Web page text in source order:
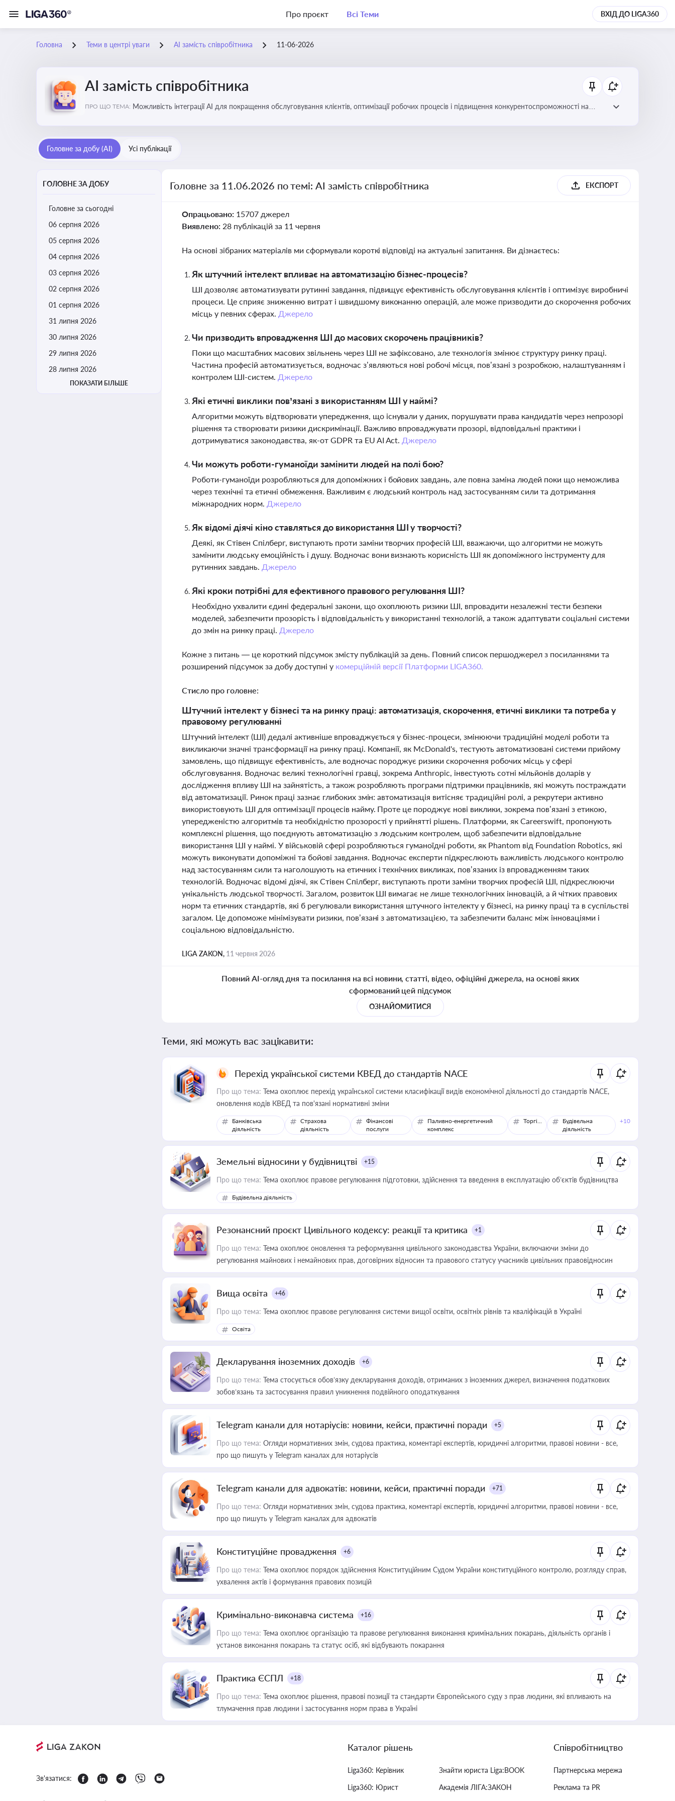
Про проєкт Всі Теми ВХІД ДО LIGA360
Головна Теми в центрі уваги АІ замість співробітника 11-06-2026
АІ замість співробітника
ПРО ЩО ТЕМА: Можливість інтеграції АІ для покращення обслуговування клієнтів, оптимізації робочих процесів і підвищення конкурентоспроможності на
Головне за добу (AI) Усі публікації
ГОЛОВНЕ ЗА ДОБУ
Головне за сьогодні
06 серпня 2026
05 серпня 2026
04 серпня 2026
03 серпня 2026
02 серпня 2026
01 серпня 2026
31 липня 2026
30 липня 2026
29 липня 2026
28 липня 2026
ПОКАЗАТИ БІЛЬШЕ
Головне за 11.06.2026 по темі: АІ замість співробітника ЕКСПОРТ
Опрацьовано: 15707 джерел
Виявлено: 28 публікацій за 11 червня
На основі зібраних матеріалів ми сформували короткі відповіді на актуальні запитання. Ви дізнаєтесь:
Як штучний інтелект впливає на автоматизацію бізнес-процесів?
ШІ дозволяє автоматизувати рутинні завдання, підвищує ефективність обслуговування клієнтів і оптимізує виробничі
процеси. Це сприяє зниженню витрат і швидшому виконанню операцій, але може призводити до скорочення робочих
місць у певних сферах. Джерело
Чи призводить впровадження ШІ до масових скорочень працівників?
Поки що масштабних масових звільнень через ШІ не зафіксовано, але технологія змінює структуру ринку праці.
Частина професій автоматизується, водночас з’являються нові робочі місця, пов’язані з розробкою, налаштуванням і
контролем ШІ-систем. Джерело
Які етичні виклики пов’язані з використанням ШІ у наймі?
Алгоритми можуть відтворювати упередження, що існували у даних, порушувати права кандидатів через непрозорі
рішення та створювати ризики дискримінації. Важливо впроваджувати прозорі, відповідальні практики і
дотримуватися законодавства, як-от GDPR та EU AI Act. Джерело
Чи можуть роботи-гуманоїди замінити людей на полі бою?
Роботи-гуманоїди розробляються для допоміжних і бойових завдань, але повна заміна людей поки що неможлива
через технічні та етичні обмеження. Важливим є людський контроль над застосуванням сили та дотримання
міжнародних норм. Джерело
Як відомі діячі кіно ставляться до використання ШІ у творчості?
Деякі, як Стівен Спілберг, виступають проти заміни творчих професій ШІ, вважаючи, що алгоритми не можуть
замінити людську емоційність і душу. Водночас вони визнають корисність ШІ як допоміжного інструменту для
рутинних завдань. Джерело
Які кроки потрібні для ефективного правового регулювання ШІ?
Необхідно ухвалити єдині федеральні закони, що охоплюють ризики ШІ, впровадити незалежні тести безпеки
моделей, забезпечити прозорість і відповідальність у використанні технологій, а також адаптувати соціальні системи
до змін на ринку праці. Джерело
Кожне з питань — це короткий підсумок змісту публікацій за день. Повний список першоджерел з посиланнями та
розширений підсумок за добу доступні у комерційній версії Платформи LIGA360.
Стисло про головне:
Штучний інтелект у бізнесі та на ринку праці: автоматизація, скорочення, етичні виклики та потреба у
правовому регулюванні
Штучний інтелект (ШІ) дедалі активніше впроваджується у бізнес-процеси, змінюючи традиційні моделі роботи та
викликаючи значні трансформації на ринку праці. Компанії, як McDonald's, тестують автоматизовані системи прийому
замовлень, що підвищує ефективність, але водночас породжує ризики скорочення робочих місць у сфері
обслуговування. Водночас великі технологічні гравці, зокрема Anthropic, інвестують сотні мільйонів доларів у
дослідження впливу ШІ на зайнятість, а також розробляють програми підтримки працівників, які можуть постраждати
від автоматизації. Ринок праці зазнає глибоких змін: автоматизація витісняє традиційні ролі, а рекрутери активно
використовують ШІ для оптимізації процесів найму. Проте це породжує нові виклики, зокрема пов’язані з етикою,
упередженістю алгоритмів та необхідністю прозорості у прийнятті рішень. Платформи, як Careerswift, пропонують
комплексні рішення, що поєднують автоматизацію з людським контролем, щоб забезпечити відповідальне
використання ШІ у наймі. У військовій сфері розробляються гуманоїдні роботи, як Phantom від Foundation Robotics, які
можуть виконувати допоміжні та бойові завдання. Водночас експерти підкреслюють важливість людського контролю
над застосуванням сили та наголошують на етичних і технічних викликах, пов’язаних із впровадженням таких
технологій. Водночас відомі діячі, як Стівен Спілберг, виступають проти заміни творчих професій ШІ, підкреслюючи
унікальність людської творчості. Загалом, розвиток ШІ вимагає не лише технологічних інновацій, а й чітких правових
норм та етичних стандартів, які б регулювали використання штучного інтелекту у бізнесі, на ринку праці та в суспільстві
загалом. Це допоможе мінімізувати ризики, пов’язані з автоматизацією, та забезпечити баланс між інноваціями і
соціальною відповідальністю.
LIGA ZAKON, 11 червня 2026
Повний AI-огляд дня та посилання на всі новини, статті, відео, офіційні джерела, на основі яких
сформований цей підсумок
ОЗНАЙОМИТИСЯ
Теми, які можуть вас зацікавити:
Перехід української системи КВЕД до стандартів NACE
Про що тема: Тема охоплює перехід української системи класифікації видів економічної діяльності до стандартів NACE,
оновлення кодів КВЕД та пов'язані нормативні зміни
Банківська
діяльність
Страхова
діяльність
Фінансові
послуги
Паливно-енергетичний
комплекс
Торгівля
Будівельна
діяльність
+10
Земельні відносини у будівництві +15
Про що тема: Тема охоплює правове регулювання підготовки, здійснення та введення в експлуатацію об’єктів будівництва
Будівельна діяльність
Резонансний проєкт Цивільного кодексу: реакції та критика +1
Про що тема: Тема охоплює оновлення та реформування цивільного законодавства України, включаючи зміни до
регулювання майнових і немайнових прав, договірних відносин та правового статусу учасників цивільних правовідносин
Вища освіта +46
Про що тема: Тема охоплює правове регулювання системи вищої освіти, освітніх рівнів та кваліфікацій в Україні
Освіта
Декларування іноземних доходів +6
Про що тема: Тема стосується обов’язку декларування доходів, отриманих з іноземних джерел, визначення податкових
зобов’язань та застосування правил уникнення подвійного оподаткування
Telegram канали для нотаріусів: новини, кейси, практичні поради +5
Про що тема: Огляди нормативних змін, судова практика, коментарі експертів, юридичні алгоритми, правові новини - все,
про що пишуть у Telegram каналах для нотаріусів
Telegram канали для адвокатів: новини, кейси, практичні поради +71
Про що тема: Огляди нормативних змін, судова практика, коментарі експертів, юридичні алгоритми, правові новини - все,
про що пишуть у Telegram каналах для адвокатів
Конституційне провадження +6
Про що тема: Тема охоплює порядок здійснення Конституційним Судом України конституційного контролю, розгляду справ,
ухвалення актів і формування правових позицій
Кримінально-виконавча система +16
Про що тема: Тема охоплює організацію та правове регулювання виконання кримінальних покарань, діяльність органів і
установ виконання покарань та статус осіб, які відбувають покарання
Практика ЄСПЛ +18
Про що тема: Тема охоплює рішення, правові позиції та стандарти Європейського суду з прав людини, які впливають на
тлумачення прав людини і застосування норм права в Україні
Зв'язатися:
Каталог рішень
Liga360: Керівник
Liga360: Юрист
Знайти юриста Liga:BOOK
Академія ЛІГА:ЗАКОН
Співробітництво
Партнерська мережа
Реклама та PR